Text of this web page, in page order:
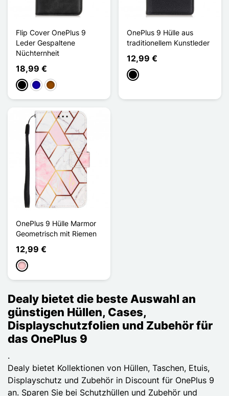
Flip Cover OnePlus 9
Leder Gespaltene
Nüchternheit
18,99 €
SchwarzDunkelblau
Braun
OnePlus 9 Hülle aus
traditionellem Kunstleder
12,99 €
Schwarz
OnePlus 9 Hülle Marmor
Geometrisch mit Riemen
12,99 €
Pink
Dealy bietet die beste Auswahl an
günstigen Hüllen, Cases,
Displayschutzfolien und Zubehör für
das OnePlus 9
.
Dealy bietet Kollektionen von Hüllen, Taschen, Etuis,
Displayschutz und Zubehör in Discount für OnePlus 9
an. Sparen Sie bei Schutzhüllen und Zubehör und